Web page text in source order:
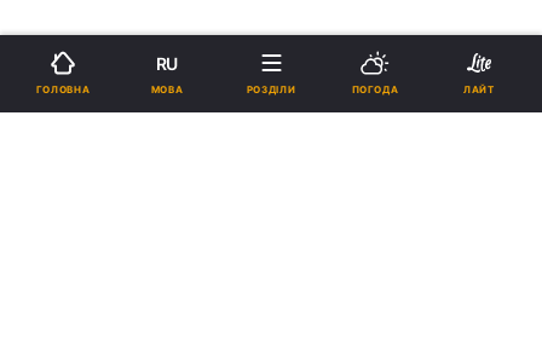
ГОЛОВНА
RU
МОВА РОЗДІЛИ ПОГОДА ЛАЙТ